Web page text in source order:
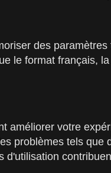
des
le format français,
améliorer votre
problèmes tels